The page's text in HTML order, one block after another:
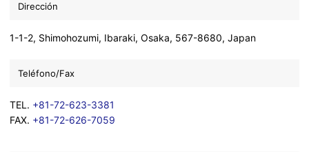
Dirección
1-1-2, Shimohozumi, Ibaraki, Osaka, 567-8680, Japan
Teléfono/Fax
TEL. +81-72-623-3381
FAX. +81-72-626-7059